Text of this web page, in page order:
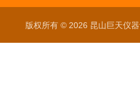
版权所有 © 2026 昆山巨天